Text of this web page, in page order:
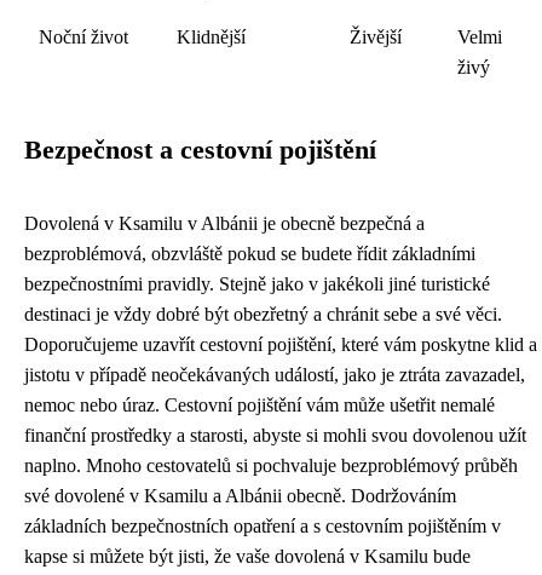
Noční život Klidnější Živější
Velmi
živý
Bezpečnost a cestovní pojištění
Dovolená v Ksamilu v Albánii je obecně bezpečná a
bezproblémová, obzvláště pokud se budete řídit základními
bezpečnostními pravidly. Stejně jako v jakékoli jiné turistické
destinaci je vždy dobré být obezřetný a chránit sebe a své věci.
Doporučujeme uzavřít cestovní pojištění, které vám poskytne klid a
jistotu v případě neočekávaných událostí, jako je ztráta zavazadel,
nemoc nebo úraz. Cestovní pojištění vám může ušetřit nemalé
finanční prostředky a starosti, abyste si mohli svou dovolenou užít
naplno. Mnoho cestovatelů si pochvaluje bezproblémový průběh
své dovolené v Ksamilu a Albánii obecně. Dodržováním
základních bezpečnostních opatření a s cestovním pojištěním v
kapse si můžete být jisti, že vaše dovolená v Ksamilu bude